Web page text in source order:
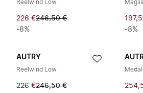
Reelwind Low
226 €246,50 €
-8%
-8%
AUTRY
Reelwind Low
226 €246,50 €